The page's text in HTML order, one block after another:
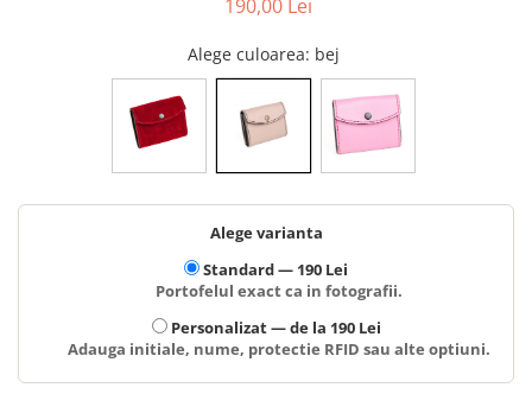
190,00 Lei
Alege culoarea: bej
Alege varianta
Standard — 190 Lei
Portofelul exact ca in fotografii.
Personalizat —de la 190 Lei
Adauga initiale, nume, protectie RFID sau alte optiuni.